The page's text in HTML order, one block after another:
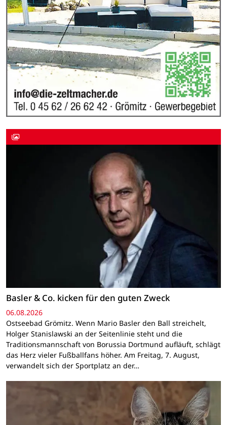
Basler & Co. kicken für den guten Zweck
06.08.2026
Ostseebad Grömitz. Wenn Mario Basler den Ball streichelt,
Holger Stanislawski an der Seitenlinie steht und die
Traditionsmannschaft von Borussia Dortmund aufläuft, schlägt
das Herz vieler Fußballfans höher. Am Freitag, 7. August,
verwandelt sich der Sportplatz an der…